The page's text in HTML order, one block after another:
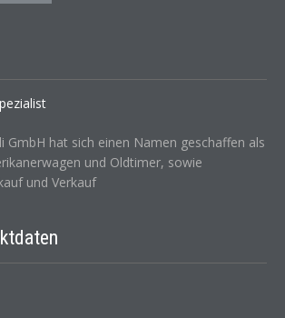
GmbH hat sich einen Namen geschaffen als
und Oldtimer, sowie
und Verkauf